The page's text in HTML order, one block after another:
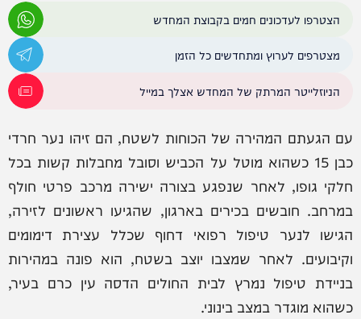
הצטרפו לעדכונים חמים בקבוצת המחדש
מצטרפים לערוץ ומתחדשים כל הזמן
הניוזלייטר המרתק של המחדש אצלך במייל
עם הגעתם המהירה של הכוחות לשטח, הם זיהו נער חרדי
כבן 15 כשהוא מוטל על הכביש וסובל מחבלות קשות בכל
חלקי גופו, לאחר שנפגע בצורה ישירה מרכב פרטי חולף
במרחב. חובשים בכירים בארגון, שהגיעו ראשונים לזירה,
הגישו לנער טיפול רפואי דחוף שכלל עצירת דימומים
וקיבועים. לאחר שמצבו יוצב בשטח, הוא פונה במהירות
בניידת טיפול נמרץ לבית החולים הדסה עין כרם בעיר,
כשהוא מוגדר במצב בינוני.